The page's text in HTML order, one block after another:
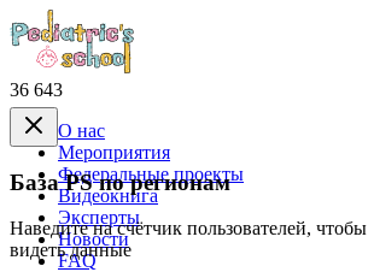
36 643
База PS по регионам
Наведите на счётчик пользователей, чтобы
видеть данные
О нас
Mероприятия
Федеральные проекты
Видеокнига
Эксперты
Новости
FAQ